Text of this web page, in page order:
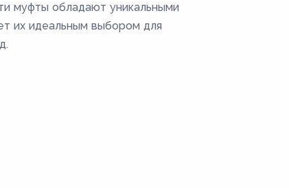
муфты обладают уникальными
их идеальным выбором для